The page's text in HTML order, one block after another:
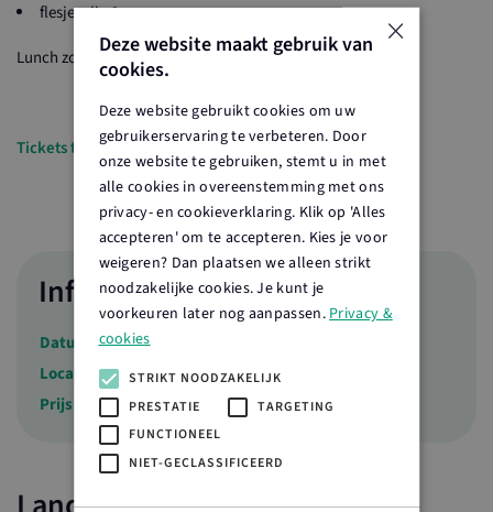
flesje wijn 2 personen
Lunch zonder wijn: € 27,50
Tickets te koop via:Wijngaard de Plack
Info
Datum
Locatie
Groesbeek
Prijs
€ 27,50
×
Deze website maakt gebruik van
cookies.
Deze website gebruikt cookies om uw
gebruikerservaring te verbeteren. Door
onze website te gebruiken, stemt u in met
alle cookies in overeenstemming met ons
privacy- en cookieverklaring. Klik op 'Alles
accepteren' om te accepteren. Kies je voor
weigeren? Dan plaatsen we alleen strikt
noodzakelijke cookies. Je kunt je
voorkeuren later nog aanpassen. Privacy &
cookies
STRIKT NOODZAKELIJK
PRESTATIE
TARGETING
FUNCTIONEEL
NIET-GECLASSIFICEERD